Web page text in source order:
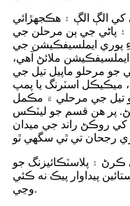
الڳ الڳ ۽ هڪجهڙائي
۽ پاڻي جي ٻن مرحلن جي
پوري ايملسيفڪيشن جي
ملائڻ آهي،
درجا آهي، پاڻي جو مرحلو ماپيل تيل جي
ميڪيڪل اسٽرنگ يا پمپ
تيل جي مرحلي ۾ مڪمل
پر هن قسم جو ليٽڪس
کي روڪڻ راند جي ميدان
ڪرڻ ۽ پلاسٽڪائيزنگ جو
پيداوار پيڪ نه ڪئي
وڃي.